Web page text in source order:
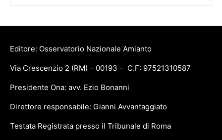
Editore: Osservatorio Nazionale Amianto
Via Crescenzio 2 (RM) – 00193 – C.F: 97521310587
Presidente Ona: avv. Ezio Bonanni
Direttore responsabile: Gianni Avvantaggiato
Testata Registrata presso il Tribunale di Roma